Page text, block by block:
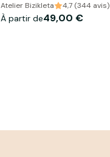
Atelier Bizikleta 4,7 (344 avis)
À partir de49,00 €